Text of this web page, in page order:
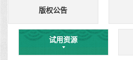
版权公告
试用资源